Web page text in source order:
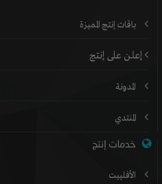
باقات إنتج المميزة
إعلن على إنتج
المدونة
المنتدي
خدمات إنتج
الأفلييت